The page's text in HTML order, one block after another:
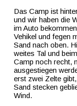
Das Camp ist
und wir haben die
im Auto
Vehikel und fegen
Sand nach oben.
weites Tal und
Camp noch recht,
ausgestiegen
erst zwei Zelte
Sand stecken
Wind.